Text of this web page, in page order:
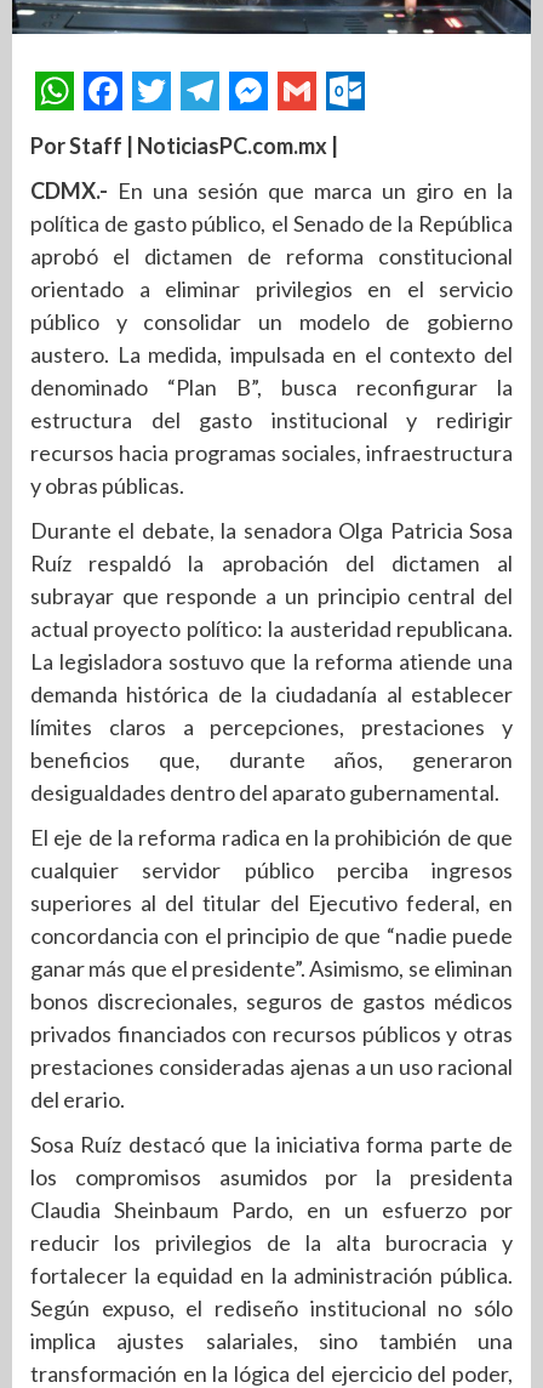
Por Staff | NoticiasPC.com.mx |
CDMX.- En una sesión que marca un giro en la
política de gasto público, el Senado de la República
aprobó el dictamen de reforma constitucional
orientado a eliminar privilegios en el servicio
público y consolidar un modelo de gobierno
austero. La medida, impulsada en el contexto del
denominado “Plan B”, busca reconfigurar la
estructura del gasto institucional y redirigir
recursos hacia programas sociales, infraestructura
y obras públicas.
Durante el debate, la senadora Olga Patricia Sosa
Ruíz respaldó la aprobación del dictamen al
subrayar que responde a un principio central del
actual proyecto político: la austeridad republicana.
La legisladora sostuvo que la reforma atiende una
demanda histórica de la ciudadanía al establecer
límites claros a percepciones, prestaciones y
beneficios que, durante años, generaron
desigualdades dentro del aparato gubernamental.
El eje de la reforma radica en la prohibición de que
cualquier servidor público perciba ingresos
superiores al del titular del Ejecutivo federal, en
concordancia con el principio de que “nadie puede
ganar más que el presidente”. Asimismo, se eliminan
bonos discrecionales, seguros de gastos médicos
privados financiados con recursos públicos y otras
prestaciones consideradas ajenas a un uso racional
del erario.
Sosa Ruíz destacó que la iniciativa forma parte de
los compromisos asumidos por la presidenta
Claudia Sheinbaum Pardo, en un esfuerzo por
reducir los privilegios de la alta burocracia y
fortalecer la equidad en la administración pública.
Según expuso, el rediseño institucional no sólo
implica ajustes salariales, sino también una
transformación en la lógica del ejercicio del poder,